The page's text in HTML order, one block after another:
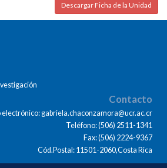
Descargar Ficha de la Unidad
Contacto
gabriela.chaconzamora@ucr.ac.cr
Teléfono: (506) 2511-1341
Fax: (506) 2224-9367
Cód.Postal: 11501-2060,Costa Rica